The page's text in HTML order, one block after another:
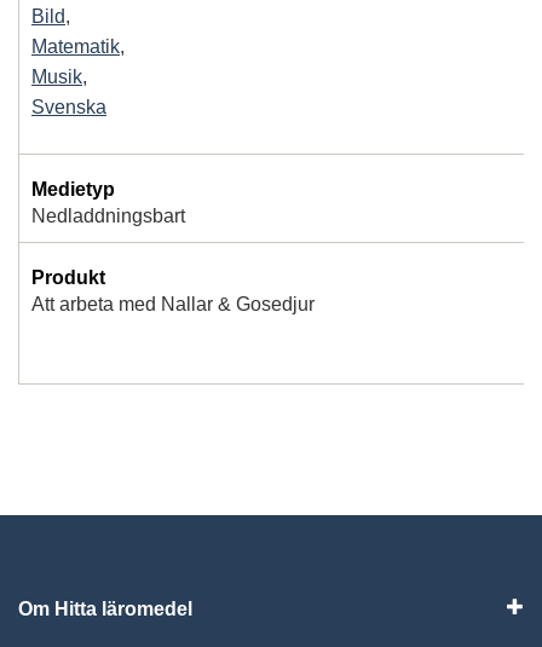
Bild,
Matematik,
Musik,
Svenska
Medietyp
Nedladdningsbart
Produkt
Att arbeta med Nallar & Gosedjur
Om Hitta läromedel